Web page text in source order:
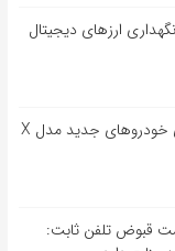
ارزهای دیجیتال
تسلا سرویس گیمینگ استیم را برای خودروهای جدید مدل X
قبوض تلفن ثابت: